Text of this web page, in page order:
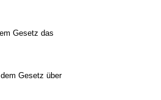
Gesetz das
Gesetz über